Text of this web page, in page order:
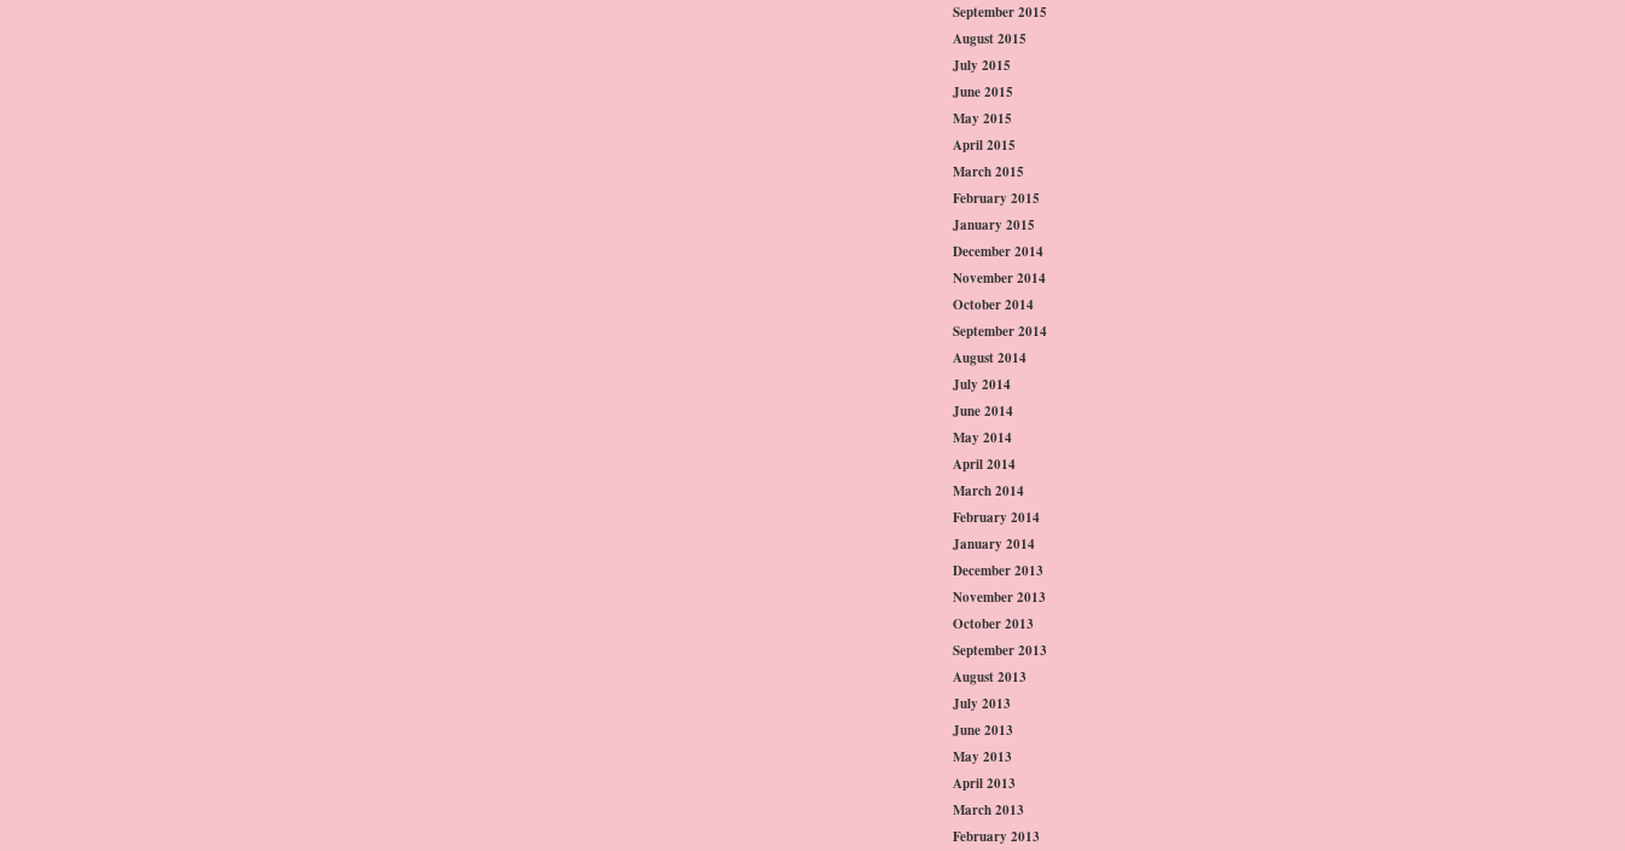
September 2015
August 2015
July 2015
June 2015
May 2015
April 2015
March 2015
February 2015
January 2015
December 2014
November 2014
October 2014
September 2014
August 2014
July 2014
June 2014
May 2014
April 2014
March 2014
February 2014
January 2014
December 2013
November 2013
October 2013
September 2013
August 2013
July 2013
June 2013
May 2013
April 2013
March 2013
February 2013